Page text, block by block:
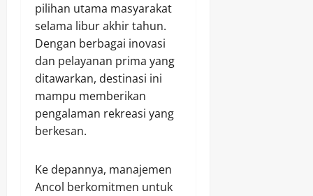
pilihan utama masyarakat
selama libur akhir tahun.
Dengan berbagai inovasi
dan pelayanan prima yang
ditawarkan, destinasi ini
mampu memberikan
pengalaman rekreasi yang
berkesan.
Ke depannya, manajemen
Ancol berkomitmen untuk